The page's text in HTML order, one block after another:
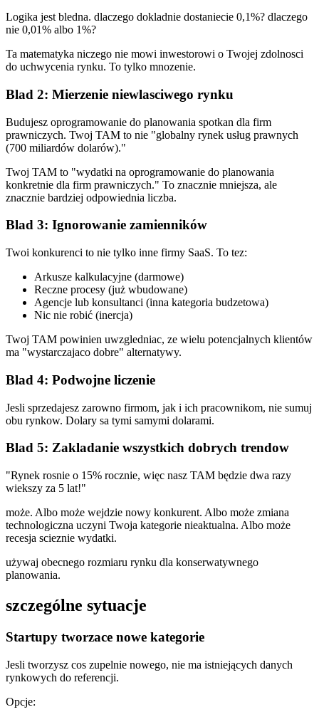
Logika jest bledna. dlaczego dokladnie dostaniecie 0,1%? dlaczego
nie 0,01% albo 1%?
Ta matematyka niczego nie mowi inwestorowi o Twojej zdolnosci
do uchwycenia rynku. To tylko mnozenie.
Blad 2: Mierzenie niewlasciwego rynku
Budujesz oprogramowanie do planowania spotkan dla firm
prawniczych. Twoj TAM to nie "globalny rynek usług prawnych
(700 miliardów dolarów)."
Twoj TAM to "wydatki na oprogramowanie do planowania
konkretnie dla firm prawniczych." To znacznie mniejsza, ale
znacznie bardziej odpowiednia liczba.
Blad 3: Ignorowanie zamienników
Twoi konkurenci to nie tylko inne firmy SaaS. To tez:
Arkusze kalkulacyjne (darmowe)
Reczne procesy (już wbudowane)
Agencje lub konsultanci (inna kategoria budzetowa)
Nic nie robić (inercja)
Twoj TAM powinien uwzgledniac, ze wielu potencjalnych klientów
ma "wystarczajaco dobre" alternatywy.
Blad 4: Podwojne liczenie
Jesli sprzedajesz zarowno firmom, jak i ich pracownikom, nie sumuj
obu rynkow. Dolary sa tymi samymi dolarami.
Blad 5: Zakladanie wszystkich dobrych trendow
"Rynek rosnie o 15% rocznie, więc nasz TAM będzie dwa razy
wiekszy za 5 lat!"
może. Albo może wejdzie nowy konkurent. Albo może zmiana
technologiczna uczyni Twoja kategorie nieaktualna. Albo może
recesja scieznie wydatki.
używaj obecnego rozmiaru rynku dla konserwatywnego
planowania.
szczególne sytuacje
Startupy tworzace nowe kategorie
Jesli tworzysz cos zupelnie nowego, nie ma istniejących danych
rynkowych do referencji.
Opcje: